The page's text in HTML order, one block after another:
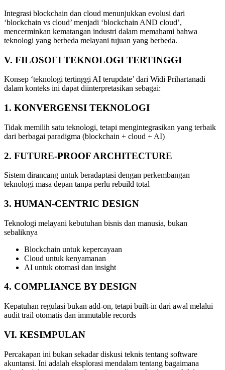
Integrasi blockchain dan cloud menunjukkan evolusi dari
‘blockchain vs cloud’ menjadi ‘blockchain AND cloud’,
mencerminkan kematangan industri dalam memahami bahwa
teknologi yang berbeda melayani tujuan yang berbeda.
V. FILOSOFI TEKNOLOGI TERTINGGI
Konsep ‘teknologi tertinggi AI terupdate’ dari Widi Prihartanadi
dalam konteks ini dapat diinterpretasikan sebagai:
1. KONVERGENSI TEKNOLOGI
Tidak memilih satu teknologi, tetapi mengintegrasikan yang terbaik
dari berbagai paradigma (blockchain + cloud + AI)
2. FUTURE-PROOF ARCHITECTURE
Sistem dirancang untuk beradaptasi dengan perkembangan
teknologi masa depan tanpa perlu rebuild total
3. HUMAN-CENTRIC DESIGN
Teknologi melayani kebutuhan bisnis dan manusia, bukan
sebaliknya
Blockchain untuk kepercayaan
Cloud untuk kenyamanan
AI untuk otomasi dan insight
4. COMPLIANCE BY DESIGN
Kepatuhan regulasi bukan add-on, tetapi built-in dari awal melalui
audit trail otomatis dan immutable records
VI. KESIMPULAN
Percakapan ini bukan sekadar diskusi teknis tentang software
akuntansi. Ini adalah eksplorasi mendalam tentang bagaimana